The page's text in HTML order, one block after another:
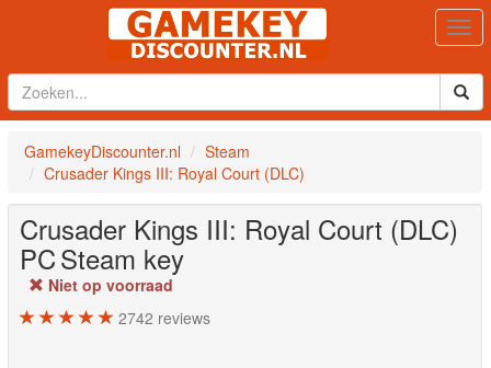
GamekeyDiscounter.nl
Steam
Crusader Kings III: Royal Court (DLC)
Crusader Kings III: Royal Court (DLC)
PCSteam key
Niet op voorraad
2742 reviews